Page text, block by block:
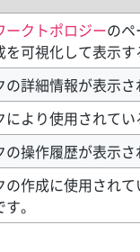
ークトポロジーの
を可視化して表示す
の詳細情報が表示さ
により使用されてい
の操作履歴が表示さ
の作成に使用され
。